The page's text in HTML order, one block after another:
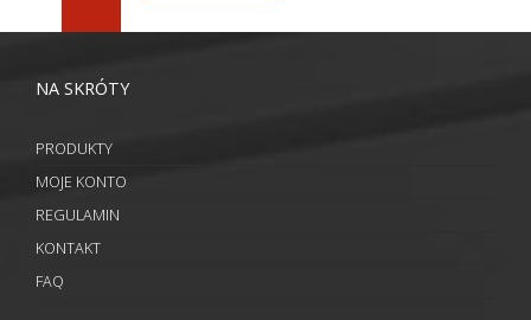
NA SKRÓTY
PRODUKTY
MOJE KONTO
REGULAMIN
KONTAKT
FAQ